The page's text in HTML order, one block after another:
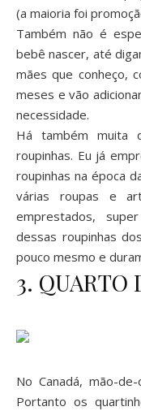
(a maioria foi
Também não é
bebê nascer, até
mães que conheço,
meses e vão
necessidade.
Há também muita
roupinhas. Eu já
roupinhas na época
várias roupas e
emprestados,
dessas roupinhas
pouco mesmo e
3. QUARTO
No Canadá, mão-
Portanto os